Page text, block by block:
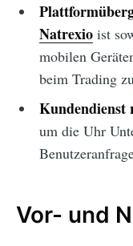
Natrexioist
mobilen
beim Trading
um die Uhr
Vor- und